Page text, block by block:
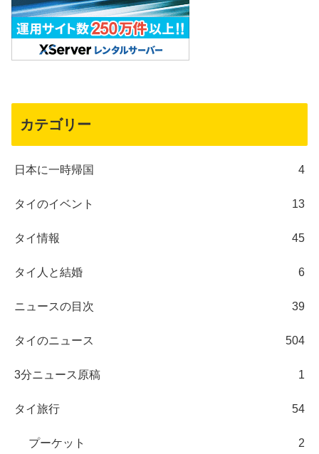
カテゴリー
日本に一時帰国 4
タイのイベント 13
タイ情報 45
タイ人と結婚 6
ニュースの目次 39
タイのニュース 504
3分ニュース原稿 1
タイ旅行 54
プーケット 2